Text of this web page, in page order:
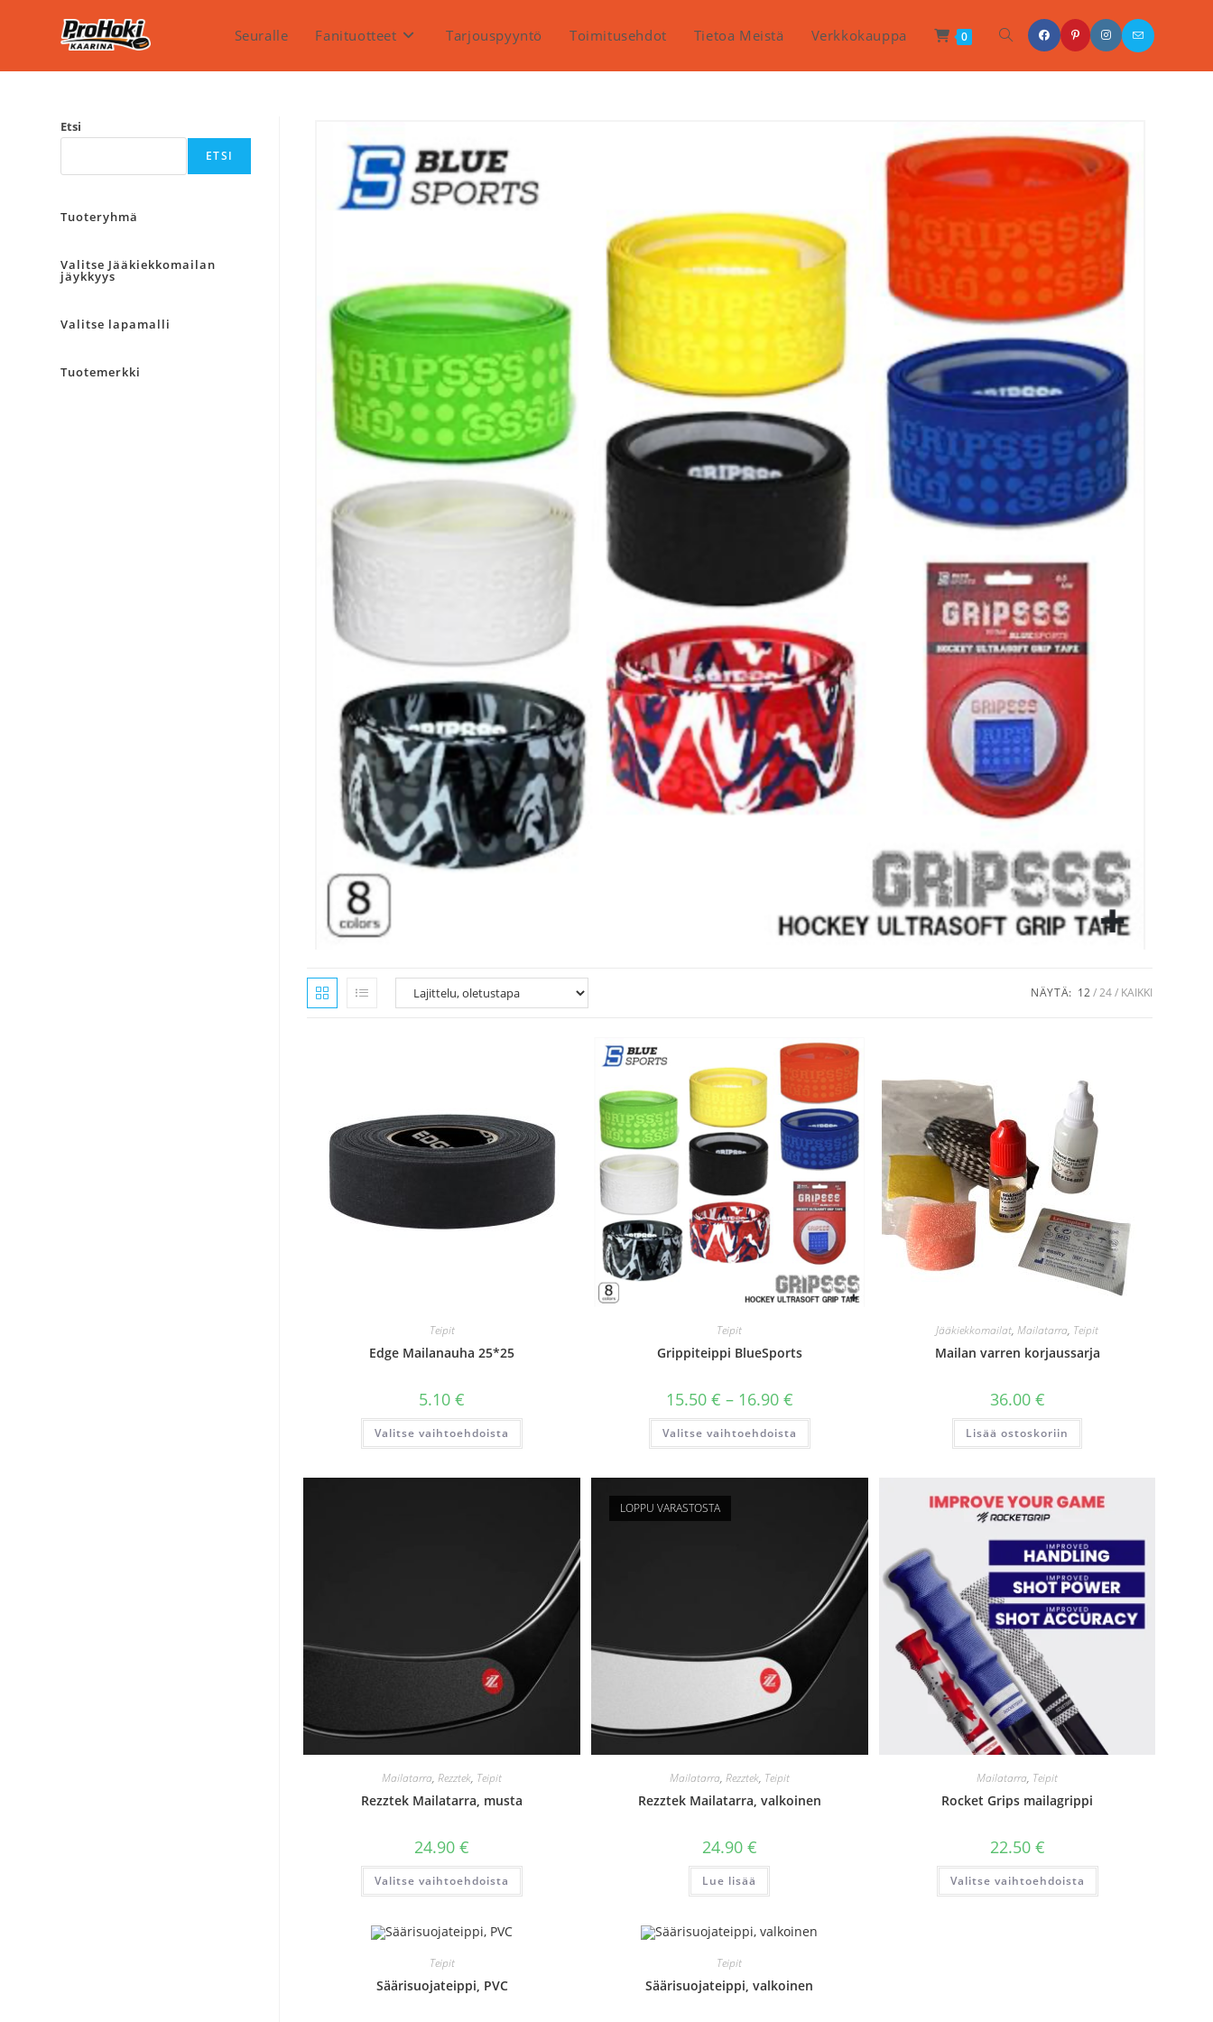
Seuralle Fanituotteet Tarjouspyyntö Toimitusehdot Tietoa Meistä Verkkokauppa 0 Toggle
Search
NÄYTÄ: 12 24 KAIKKI
Teipit
Edge Mailanauha 25*25
5.10€
Valitse vaihtoehdoista
Tällä
on
Teipit
Grippiteippi BlueSports
15.50 € – 16.90 €Hintaluokka:
15.50 €
-
16.90 €
Valitse vaihtoehdoista
Tällä
on
Jääkiekkomailat,Mailatarra, Teipit
Mailan varren korjaussarja
36.00 €
Lisää ostoskoriin
Mailatarra,Rezztek, Teipit
Rezztek Mailatarra, musta
24.90€
Valitse vaihtoehdoista
Tällä
on
LOPPU VARASTOSTA
Mailatarra, Rezztek, Teipit
Rezztek Mailatarra, valkoinen
24.90 €
Lue lisää
Mailatarra, Teipit
Rocket Grips mailagrippi
22.50 €
Valitse vaihtoehdoista
Tällä
on
Teipit
Säärisuojateippi, PVC
Teipit
Säärisuojateippi, valkoinen
Etsi
ETSI
Tuoteryhmä
Valitse Jääkiekkomailan
jäykkyys
Valitse lapamalli
Tuotemerkki